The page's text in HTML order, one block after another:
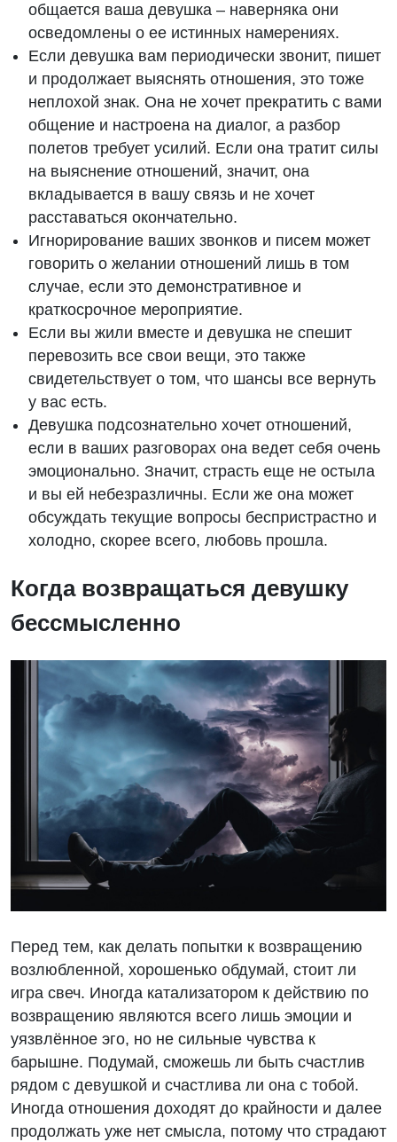
общается ваша девушка – наверняка они
осведомлены о ее истинных намерениях.
Если девушка вам периодически звонит, пишет
и продолжает выяснять отношения, это тоже
неплохой знак. Она не хочет прекратить с вами
общение и настроена на диалог, а разбор
полетов требует усилий. Если она тратит силы
на выяснение отношений, значит, она
вкладывается в вашу связь и не хочет
расставаться окончательно.
Игнорирование ваших звонков и писем может
говорить о желании отношений лишь в том
случае, если это демонстративное и
краткосрочное мероприятие.
Если вы жили вместе и девушка не спешит
перевозить все свои вещи, это также
свидетельствует о том, что шансы все вернуть
у вас есть.
Девушка подсознательно хочет отношений,
если в ваших разговорах она ведет себя очень
эмоционально. Значит, страсть еще не остыла
и вы ей небезразличны. Если же она может
обсуждать текущие вопросы беспристрастно и
холодно, скорее всего, любовь прошла.
Когда возвращаться девушку
бессмысленно
Перед тем, как делать попытки к возвращению
возлюбленной, хорошенько обдумай, стоит ли
игра свеч. Иногда катализатором к действию по
возвращению являются всего лишь эмоции и
уязвлённое эго, но не сильные чувства к
барышне. Подумай, сможешь ли быть счастлив
рядом с девушкой и счастлива ли она с тобой.
Иногда отношения доходят до крайности и далее
продолжать уже нет смысла, потому что страдают